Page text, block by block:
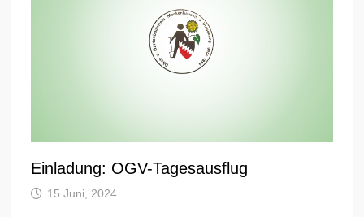
Einladung: OGV-Tagesausflug
15 Juni, 2024